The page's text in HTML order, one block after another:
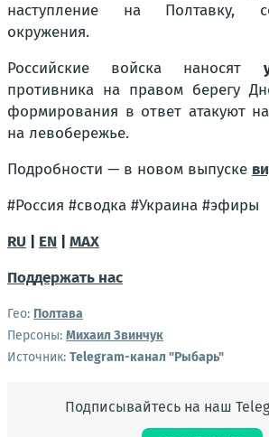
наступление на Полтавку,
окружения.
Российские войска наносят
противника на правом берегу
формирования в ответ атакуют
на левобережье.
Подробности — в новом выпуске
#Россия #сводка #Украина #эфиры
RU
EN
MAX
Поддержать нас
Гео: Полтава
Персоны: Михаил Звинчук
Источник: Telegram-канал "Рыбарь"
Подписывайтесь на наш